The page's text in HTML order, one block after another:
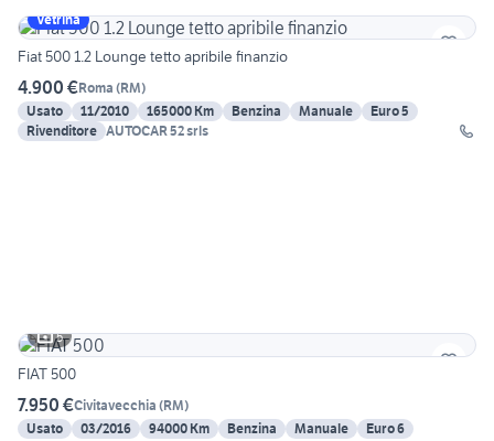
Vetrina
Fiat 500 1.2 Lounge tetto apribile finanzio
4.900 €Roma (RM)
Usato
11/2010 165000 Km Benzina Manuale
Euro 5
Rivenditore AUTOCAR 52 srls
5
FIAT 500
7.950 €Civitavecchia (RM)
Usato
03/2016 94000 Km Benzina Manuale
Euro 6